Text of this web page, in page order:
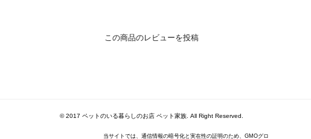
この商品のレビューを投稿
© 2017 ペットのいる暮らしのお店 ペット家族. All Right Reserved.
当サイトでは、通信情報の暗号化と実在性の証明のため、GMOグロ